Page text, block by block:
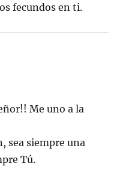
fecundos en ti.
Me uno a la
sea siempre una
Tú.